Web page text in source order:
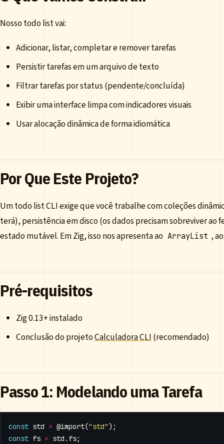
Nosso todo list vai:
Adicionar, listar, completar e remover tarefas
Persistir tarefas em um arquivo de texto
Filtrar tarefas por status (pendente/concluída)
Exibir uma interface limpa com indicadores visuais
Usar alocação dinâmica de forma idiomática
Por Que Este Projeto?
Um todo list CLI exige que você trabalhe com coleções
terá), persistência em disco (os dados precisam sobreviver
estado mutável. Em Zig, isso nos apresenta ao ArrayList ,
Pré-requisitos
Zig 0.13+ instalado
Conclusão do projetoCalculadora CLI(recomendado)
Passo 1: Modelando uma Tarefa
const std = @import("std");
const fs = std . fs;